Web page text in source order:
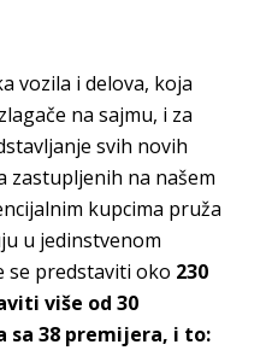
vozila i delova, koja
na sajmu, i za
svih novih
zastupljenih na našem
kupcima pruža
u jedinstvenom
se predstaviti oko 230
više od 30
sa 38 premijera, i to: